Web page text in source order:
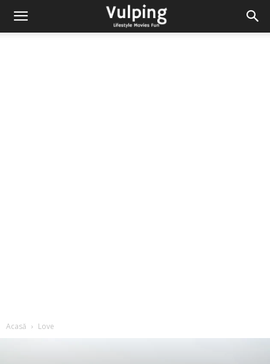
Acasă Love